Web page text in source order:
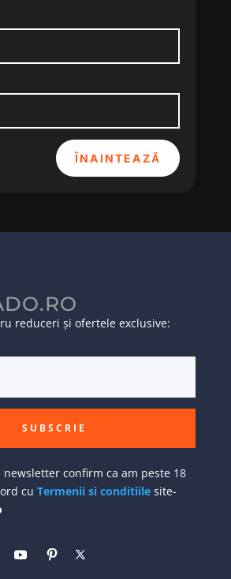
ÎNAINTEAZĂ
reduceri și ofertele exclusive:
SUBSCRIE
newsletter confirm ca am peste 18
cu Termenii si conditiilesite-